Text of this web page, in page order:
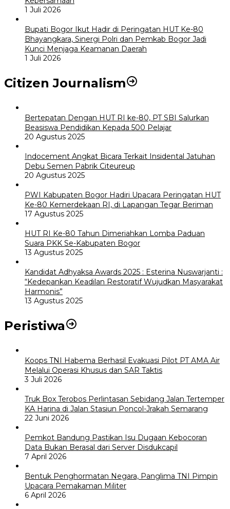
1 Juli 2026
Bupati Bogor Ikut Hadir di Peringatan HUT Ke-80
Bhayangkara, Sinergi Polri dan Pemkab Bogor Jadi
Kunci Menjaga Keamanan Daerah
1 Juli 2026
Citizen Journalism
Bertepatan Dengan HUT RI ke-80, PT SBI Salurkan
Beasiswa Pendidikan Kepada 500 Pelajar
20 Agustus 2025
Indocement Angkat Bicara Terkait Insidental Jatuhan
Debu Semen Pabrik Citeureup
20 Agustus 2025
PWI Kabupaten Bogor Hadiri Upacara Peringatan HUT
Ke-80 Kemerdekaan RI, di Lapangan Tegar Beriman
17 Agustus 2025
HUT RI Ke-80 Tahun Dimeriahkan Lomba Paduan
Suara PKK Se-Kabupaten Bogor
13 Agustus 2025
Kandidat Adhyaksa Awards 2025 : Esterina Nuswarjanti :
“Kedepankan Keadilan Restoratif Wujudkan Masyarakat
Harmonis”
13 Agustus 2025
Peristiwa
Koops TNI Habema Berhasil Evakuasi Pilot PT AMA Air
Melalui Operasi Khusus dan SAR Taktis
3 Juli 2026
Truk Box Terobos Perlintasan Sebidang Jalan Tertemper
KA Harina di Jalan Stasiun Poncol-Jrakah Semarang
22 Juni 2026
Pemkot Bandung Pastikan Isu Dugaan Kebocoran
Data Bukan Berasal dari Server Disdukcapil
7 April 2026
Bentuk Penghormatan Negara, Panglima TNI Pimpin
Upacara Pemakaman Militer
6 April 2026